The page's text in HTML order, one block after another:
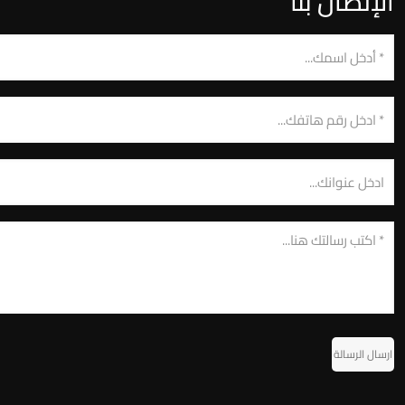
ارسال الرسالة